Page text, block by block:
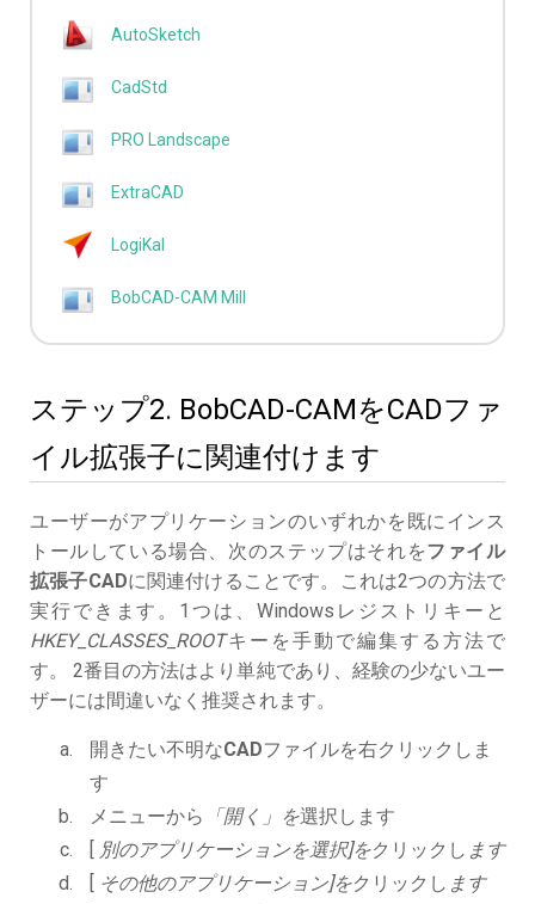
AutoSketch
CadStd
PRO Landscape
ExtraCAD
LogiKal
BobCAD-CAM Mill
ステップ2. BobCAD-CAMをCADファ
イル拡張子に関連付けます
ユーザーがアプリケーションのいずれかを既にインス
トールしている場合、次のステップはそれをファイル
拡張子CADに関連付けることです。これは2つの方法で
実行できます。1つは、Windowsレジストリキーと
HKEY_CLASSES_ROOTキーを手動で編集する方法で
す。 2番目の方法はより単純であり、経験の少ないユー
ザーには間違いなく推奨されます。
開きたい不明なCADファイルを右クリックしま
す
メニューから
「開く」を選択します
[ 別のアプリケーションを選択]をクリックし ます
[ その他のアプリケーション]をクリックし ます